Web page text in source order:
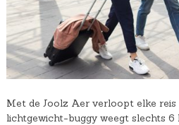
Met de Joolz Aer verloopt elke reis
lichtgewicht-buggy weegt slechts 6